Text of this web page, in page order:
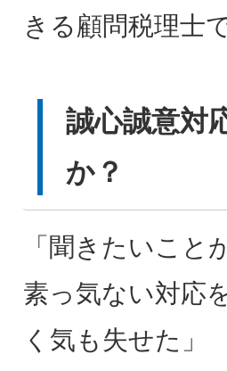
きる顧問税理士
誠心誠意対
か？
「聞きたいこと
素っ気ない対応
く気も失せた」